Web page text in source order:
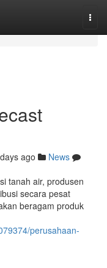
ago
News
tanah air, produsen
secara pesat
beragam produk
perusahaan-